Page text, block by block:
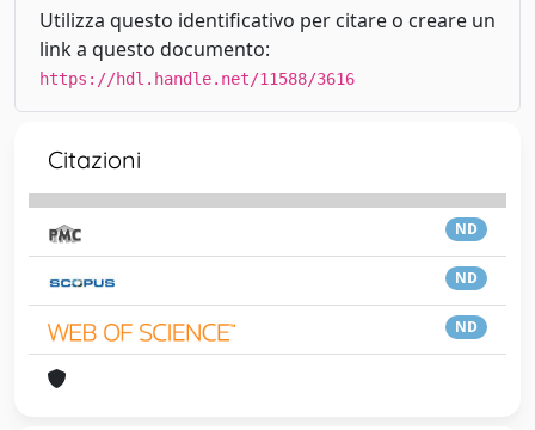
Utilizza questo identificativo per citare o creare un
link a questo documento:
https://hdl.handle.net/11588/3616
Citazioni
ND
ND
ND